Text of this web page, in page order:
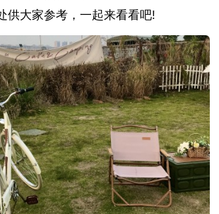
供大家参考，一起来看看吧!